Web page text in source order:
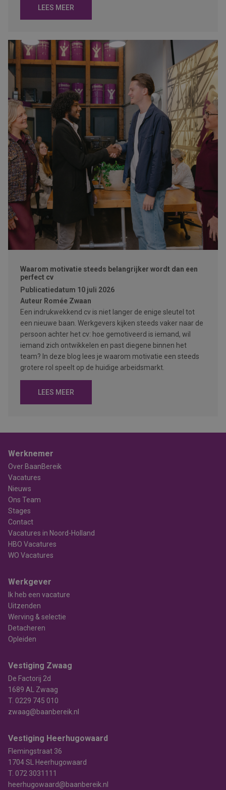
LEES MEER
Waarom motivatie steeds belangrijker wordt dan een
perfect cv
Publicatiedatum 10 juli 2026
Auteur Romée Zwaan
Een indrukwekkend cv is niet langer de enige sleutel tot
een nieuwe baan. Werkgevers kijken steeds vaker naar de
persoon achter het cv: hoe gemotiveerd is iemand, wil
iemand zich ontwikkelen en past diegene binnen het
team? In deze blog lees je waarom motivatie een steeds
grotere rol speelt op de huidige arbeidsmarkt.
LEES MEER
Werknemer
Over BaanBereik
Vacatures
Nieuws
Ons Team
Stages
Contact
Vacatures in Noord-Holland
HBO Vacatures
WO Vacatures
Werkgever
Ik heb een vacature
Uitzenden
Werving & selectie
Detacheren
Opleiden
Vestiging Zwaag
De Factorij 2d
1689 AL Zwaag
T. 0229 745 010
zwaag@baanbereik.nl
Vestiging Heerhugowaard
Flemingstraat 36
1704 SL Heerhugowaard
T. 072 3031111
heerhugowaard@baanbereik.nl